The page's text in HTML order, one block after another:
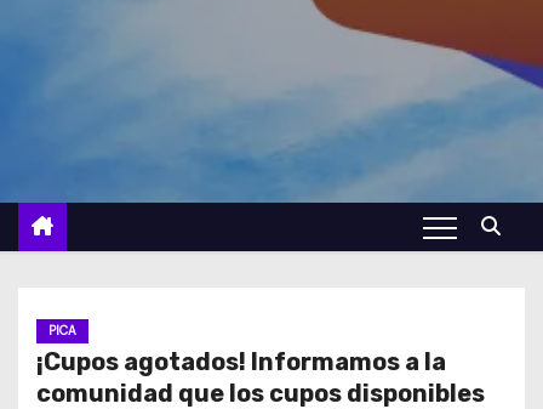
PICA
¡Cupos agotados! Informamos a la
comunidad que los cupos disponibles